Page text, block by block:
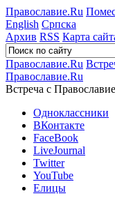
Православие.Ru
English Српска
Архив RSS Карта
Православие.Ru
Православие.Ru
Встреча с
Одноклассники
ВКонтакте
FaceBook
LiveJournal
Twitter
YouTube
Елицы